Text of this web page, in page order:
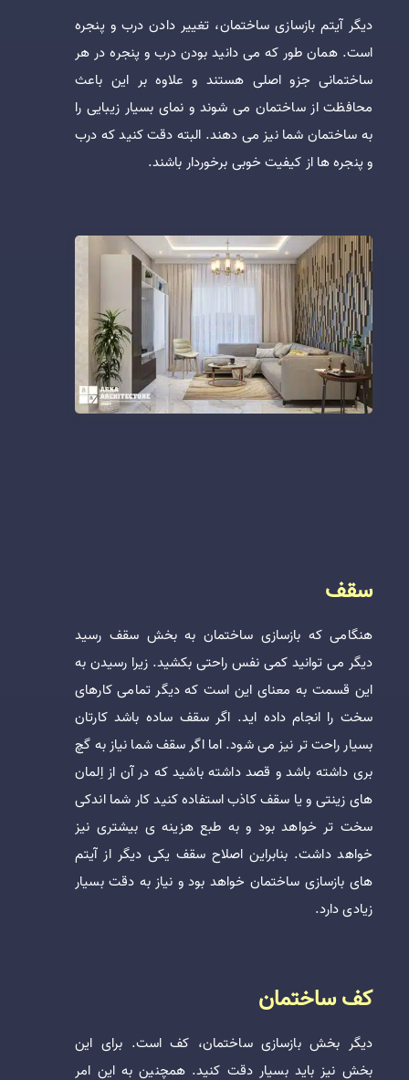
دیگر آیتم بازسازی ساختمان، تغییر دادن درب و پنجره
است. همان طور که می دانید بودن درب و پنجره در هر
ساختمانی جزو اصلی هستند و علاوه بر این باعث
محافظت از ساختمان می شوند و نمای بسیار زیبایی را
به ساختمان شما نیز می دهند. البته دقت کنید که درب
و پنجره ها از کیفیت خوبی برخوردار باشند.
سقف
هنگامی که بازسازی ساختمان به بخش سقف رسید
دیگر می توانید کمی نفس راحتی بکشید. زیرا رسیدن به
این قسمت به معنای این است که دیگر تمامی کارهای
سخت را انجام داده اید. اگر سقف ساده باشد کارتان
بسیار راحت تر نیز می شود. اما اگر سقف شما نیاز به گچ
بری داشته باشد و قصد داشته باشید که در آن از اِلمان
های زینتی و یا سقف کاذب استفاده کنید کار شما اندکی
سخت تر خواهد بود و به طبع هزینه ی بیشتری نیز
خواهد داشت. بنابراین اصلاح سقف یکی دیگر از آیتم
های بازسازی ساختمان خواهد بود و نیاز به دقت بسیار
زیادی دارد.
کف ساختمان
دیگر بخش بازسازی ساختمان، کف است. برای این
بخش نیز باید بسیار دقت کنید. همچنین به این امر